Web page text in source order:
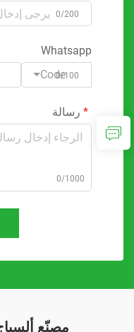
0/200
Whatsapp
Code0/100
رسالة
0/1000
مصنّع